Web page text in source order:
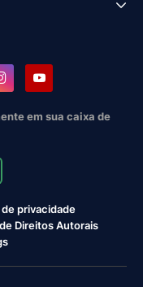
em sua caixa de
privacidade
Direitos Autorais